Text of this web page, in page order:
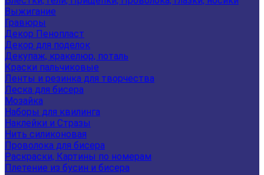
Выжигание
Гравюры
Декор Пенопласт
Декор для поделок
Декупаж, кракелюр, поталь
Краски пальчиковые
Ленты и резинка для творчества
Леска для бисера
Мозайка
Наборы для квилинга
Наклейки и Стразы
Нить силиконовая
Проволока для бисера
Раскраски, Картины по номерам
Плетение из бусин и бисера